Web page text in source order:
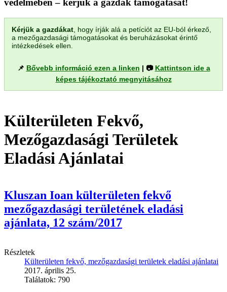
védelmében – kérjük a gazdák támogatását!
Kérjük a gazdákat , hogy írják alá a petíciót az EU-ból érkező,
a mezőgazdasági támogatásokat és beruházásokat érintő
intézkedések ellen.
📌 Bővebb információ ezen a linken | 📷 Kattintson ide a
képes tájékoztató megnyitásához
Külterületen Fekvő,
Mezőgazdasági Területek
Eladási Ajánlatai
Kluszan Ioan külterületen fekvő
mezőgazdasági területének eladási
ajánlata, 12 szám/2017
Részletek
Külterületen fekvő, mezőgazdasági területek eladási ajánlatai
2017. április 25.
Találatok: 790